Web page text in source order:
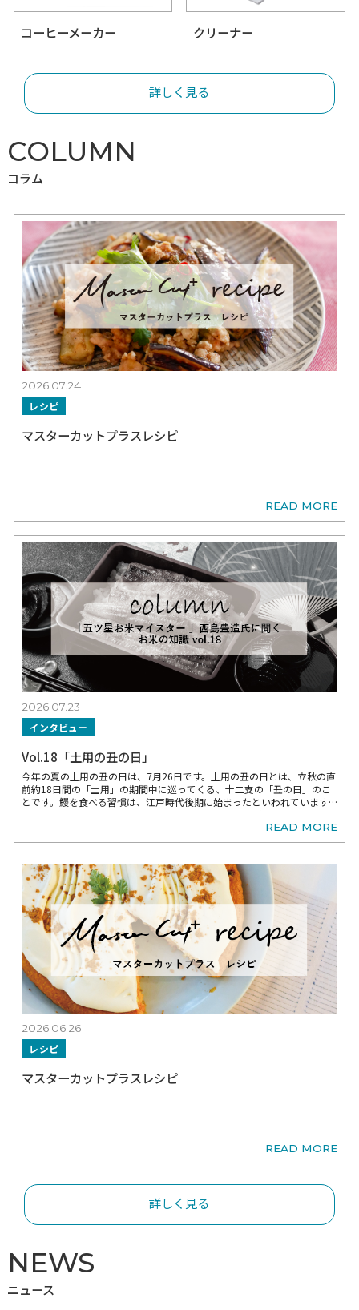
空気清浄機
コーヒーメーカー クリーナー
コラム
2026.07.24
レシピ
READ
Vol.18「土用の丑の日」
今年の夏の土用の丑の日は、7月26日です。土用の丑の日とは、
とです。鰻を食べる習慣は、江戸時代後期に始まったといわれて
もともと丑の日には、「う」の付くものを食べる風習があり、古
やうどんなどが食べられていました。そこに、夏場に鰻が売れず